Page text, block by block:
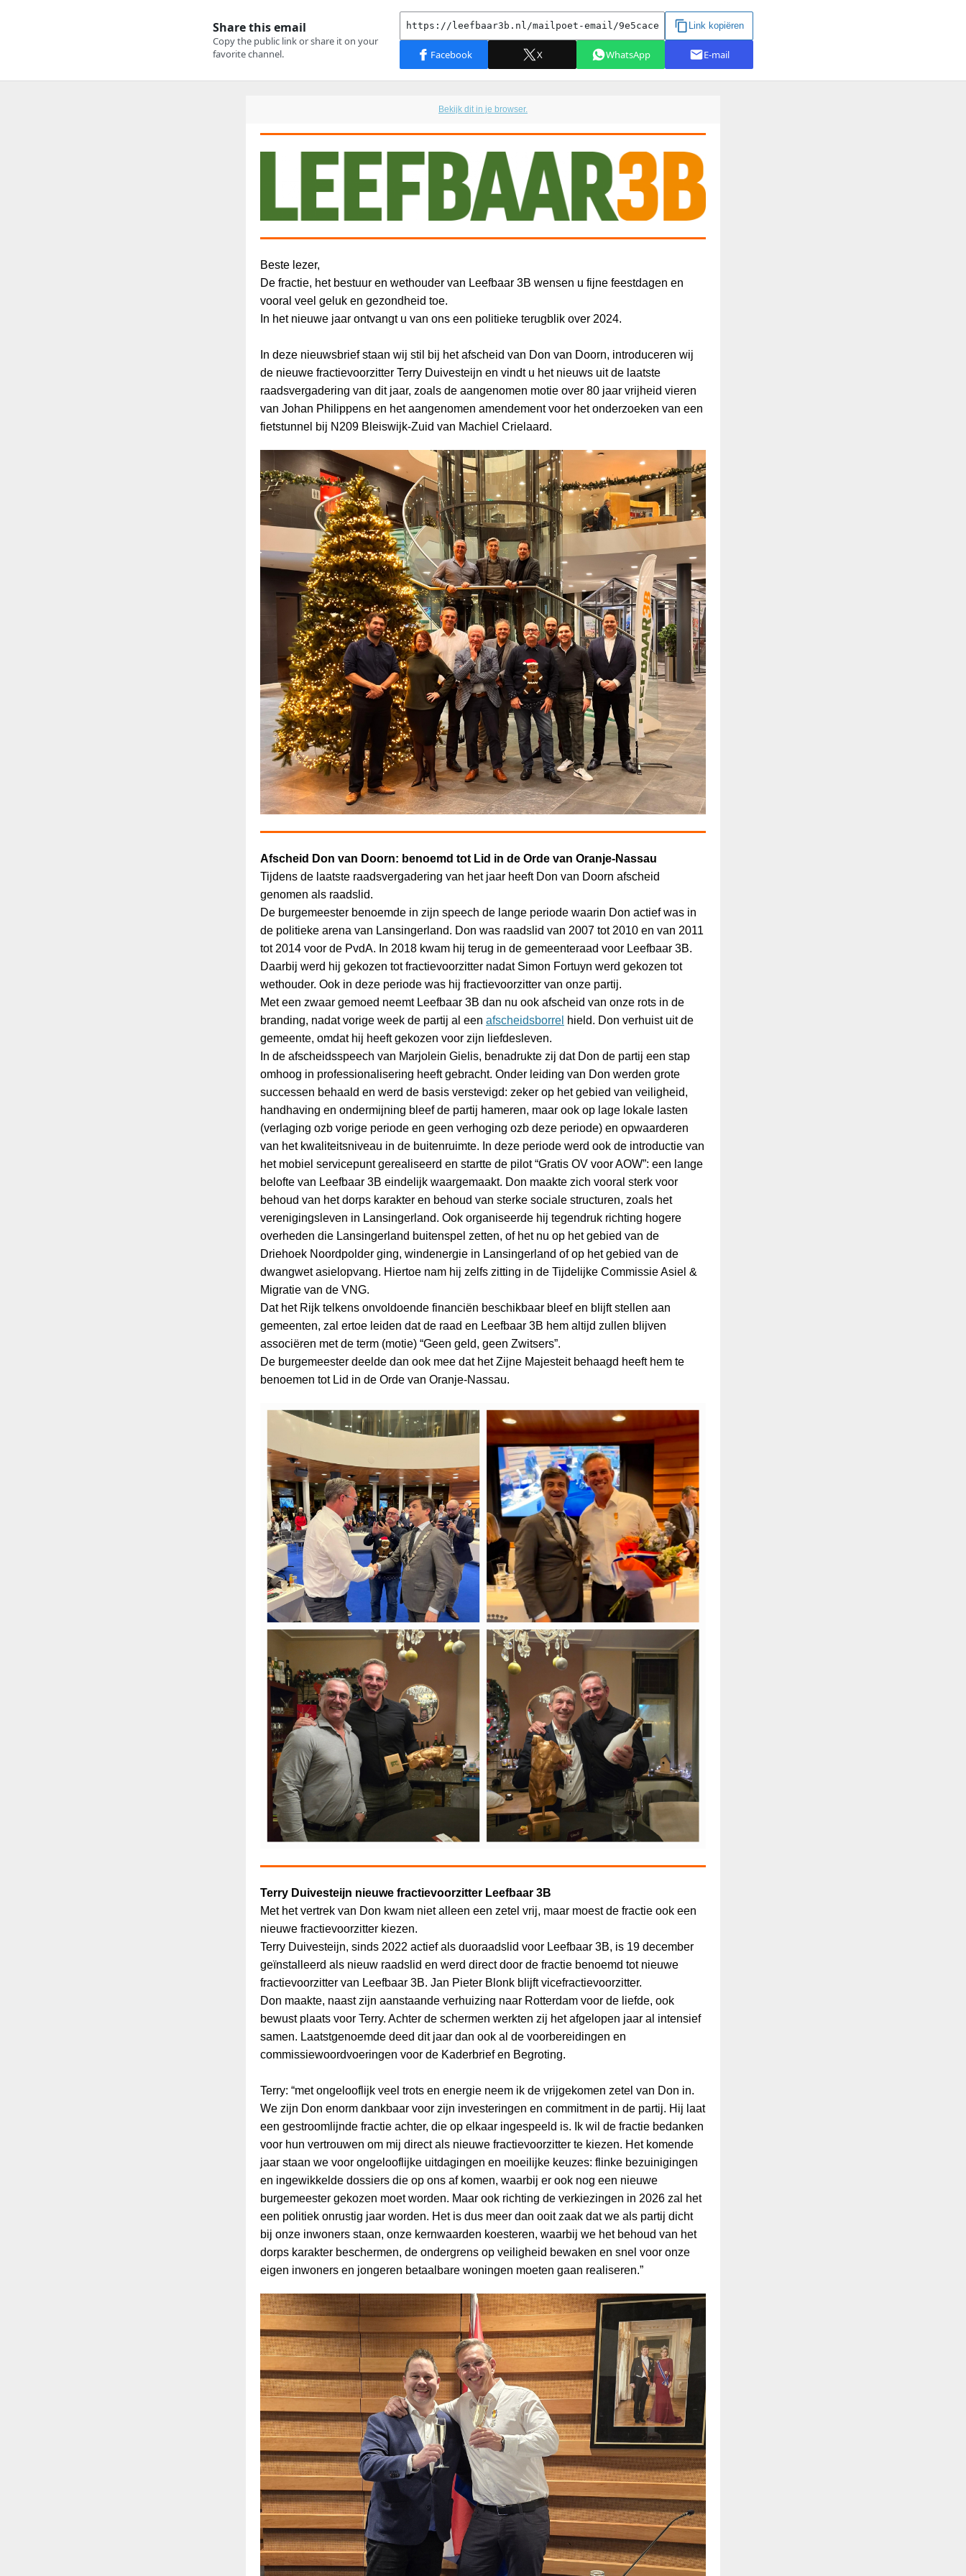
Bekijk dit in je browser.
Beste lezer,
De fractie, het bestuur en wethouder van Leefbaar 3B wensen u fijne feestdagen en
vooral veel geluk en gezondheid toe.
In het nieuwe jaar ontvangt u van ons een politieke terugblik over 2024.
In deze nieuwsbrief staan wij stil bij het afscheid van Don van Doorn, introduceren wij
de nieuwe fractievoorzitter Terry Duivesteijn en vindt u het nieuws uit de laatste
raadsvergadering van dit jaar, zoals de aangenomen motie over 80 jaar vrijheid vieren
van Johan Philippens en het aangenomen amendement voor het onderzoeken van een
fietstunnel bij N209 Bleiswijk-Zuid van Machiel Crielaard.
Afscheid Don van Doorn: benoemd tot Lid in de Orde van Oranje-Nassau
Tijdens de laatste raadsvergadering van het jaar heeft Don van Doorn afscheid
genomen als raadslid.
De burgemeester benoemde in zijn speech de lange periode waarin Don actief was in
de politieke arena van Lansingerland. Don was raadslid van 2007 tot 2010 en van 2011
tot 2014 voor de PvdA. In 2018 kwam hij terug in de gemeenteraad voor Leefbaar 3B.
Daarbij werd hij gekozen tot fractievoorzitter nadat Simon Fortuyn werd gekozen tot
wethouder. Ook in deze periode was hij fractievoorzitter van onze partij.
Met een zwaar gemoed neemt Leefbaar 3B dan nu ook afscheid van onze rots in de
branding, nadat vorige week de partij al een afscheidsborrel hield. Don verhuist uit de
gemeente, omdat hij heeft gekozen voor zijn liefdesleven.
In de afscheidsspeech van Marjolein Gielis, benadrukte zij dat Don de partij een stap
omhoog in professionalisering heeft gebracht. Onder leiding van Don werden grote
successen behaald en werd de basis verstevigd: zeker op het gebied van veiligheid,
handhaving en ondermijning bleef de partij hameren, maar ook op lage lokale lasten
(verlaging ozb vorige periode en geen verhoging ozb deze periode) en opwaarderen
van het kwaliteitsniveau in de buitenruimte. In deze periode werd ook de introductie van
het mobiel servicepunt gerealiseerd en startte de pilot “Gratis OV voor AOW”: een lange
belofte van Leefbaar 3B eindelijk waargemaakt. Don maakte zich vooral sterk voor
behoud van het dorps karakter en behoud van sterke sociale structuren, zoals het
verenigingsleven in Lansingerland. Ook organiseerde hij tegendruk richting hogere
overheden die Lansingerland buitenspel zetten, of het nu op het gebied van de
Driehoek Noordpolder ging, windenergie in Lansingerland of op het gebied van de
dwangwet asielopvang. Hiertoe nam hij zelfs zitting in de Tijdelijke Commissie Asiel &
Migratie van de VNG.
Dat het Rijk telkens onvoldoende financiën beschikbaar bleef en blijft stellen aan
gemeenten, zal ertoe leiden dat de raad en Leefbaar 3B hem altijd zullen blijven
associëren met de term (motie) “Geen geld, geen Zwitsers”.
De burgemeester deelde dan ook mee dat het Zijne Majesteit behaagd heeft hem te
benoemen tot Lid in de Orde van Oranje-Nassau.
Terry Duivesteijn nieuwe fractievoorzitter Leefbaar 3B
Met het vertrek van Don kwam niet alleen een zetel vrij, maar moest de fractie ook een
nieuwe fractievoorzitter kiezen.
Terry Duivesteijn, sinds 2022 actief als duoraadslid voor Leefbaar 3B, is 19 december
geïnstalleerd als nieuw raadslid en werd direct door de fractie benoemd tot nieuwe
fractievoorzitter van Leefbaar 3B. Jan Pieter Blonk blijft vicefractievoorzitter.
Don maakte, naast zijn aanstaande verhuizing naar Rotterdam voor de liefde, ook
bewust plaats voor Terry. Achter de schermen werkten zij het afgelopen jaar al intensief
samen. Laatstgenoemde deed dit jaar dan ook al de voorbereidingen en
commissiewoordvoeringen voor de Kaderbrief en Begroting.
Terry: “met ongelooflijk veel trots en energie neem ik de vrijgekomen zetel van Don in.
We zijn Don enorm dankbaar voor zijn investeringen en commitment in de partij. Hij laat
een gestroomlijnde fractie achter, die op elkaar ingespeeld is. Ik wil de fractie bedanken
voor hun vertrouwen om mij direct als nieuwe fractievoorzitter te kiezen. Het komende
jaar staan we voor ongelooflijke uitdagingen en moeilijke keuzes: flinke bezuinigingen
en ingewikkelde dossiers die op ons af komen, waarbij er ook nog een nieuwe
burgemeester gekozen moet worden. Maar ook richting de verkiezingen in 2026 zal het
een politiek onrustig jaar worden. Het is dus meer dan ooit zaak dat we als partij dicht
bij onze inwoners staan, onze kernwaarden koesteren, waarbij we het behoud van het
dorps karakter beschermen, de ondergrens op veiligheid bewaken en snel voor onze
eigen inwoners en jongeren betaalbare woningen moeten gaan realiseren.”